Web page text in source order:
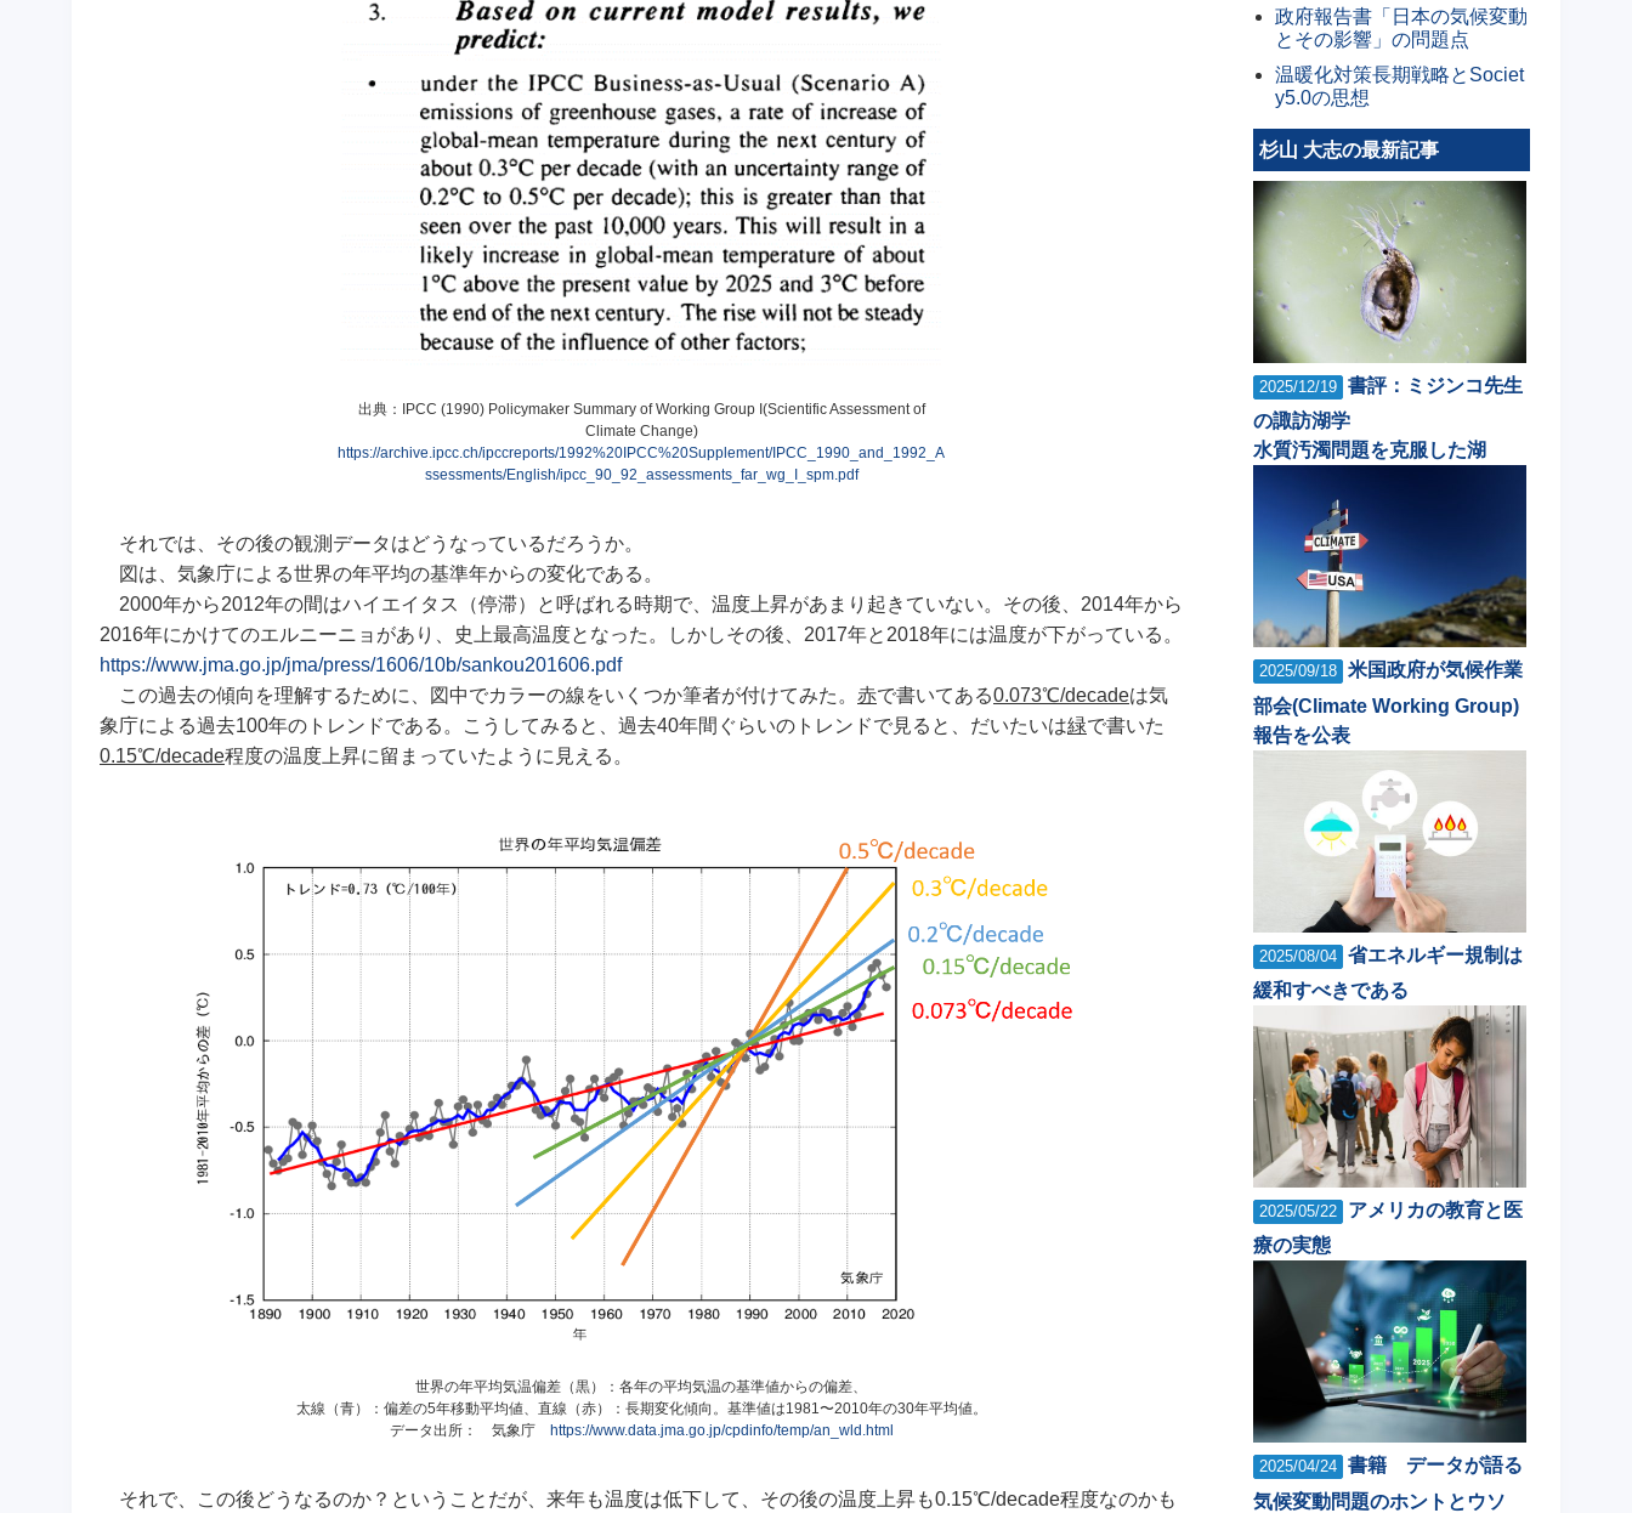
出典：IPCC (1990) Policymaker Summary of Working Group I(Scientific Assessment of
Climate Change)
https://archive.ipcc.ch/ipccreports/1992%20IPCC%20Supplement/IPCC_1990_and_1992_A
ssessments/English/ipcc_90_92_assessments_far_wg_I_spm.pdf
それでは、その後の観測データはどうなっているだろうか。
図は、気象庁による世界の年平均の基準年からの変化である。
2000年から2012年の間はハイエイタス（停滞）と呼ばれる時期で、温度上昇があまり起きていない。その後、2014年から
2016年にかけてのエルニーニョがあり、史上最高温度となった。しかしその後、2017年と2018年には温度が下がっている。
https://www.jma.go.jp/jma/press/1606/10b/sankou201606.pdf
この過去の傾向を理解するために、図中でカラーの線をいくつか筆者が付けてみた。 赤で書いてある0.073℃/decadeは気
象庁による過去100年のトレンドである。こうしてみると、過去40年間ぐらいのトレンドで見ると、だいたいは緑で書いた
0.15℃/decade程度の温度上昇に留まっていたように見える。
世界の年平均気温偏差（黒）：各年の平均気温の基準値からの偏差、
太線（青）：偏差の5年移動平均値、直線（赤）：長期変化傾向。基準値は1981〜2010年の30年平均値。
データ出所： 気象庁 https://www.data.jma.go.jp/cpdinfo/temp/an_wld.html
それで、この後どうなるのか？ということだが、来年も温度は低下して、その後の温度上昇も0.15℃/decade程度なのかも
政府報告書「日本の気候変動
とその影響」の問題点
温暖化対策長期戦略とSociet
y5.0の思想
杉山 大志の最新記事
2025/12/19 書評：ミジンコ先生
の諏訪湖学
水質汚濁問題を克服した湖
2025/09/18 米国政府が気候作業
部会(Climate Working Group)
報告を公表
2025/08/04 省エネルギー規制は
緩和すべきである
2025/05/22
アメリカの教育と医
療の実態
2025/04/24 書籍 データが語る
気候変動問題のホントとウソ